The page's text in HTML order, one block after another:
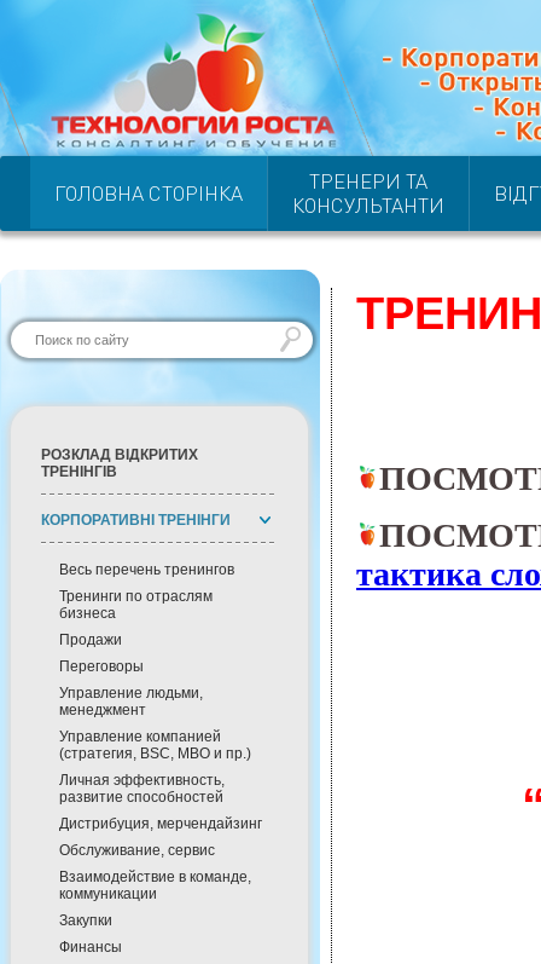
ГОЛОВНА СТОРІНКА
ТРЕНЕРИ ТА
КОНСУЛЬТАНТИ
РОЗКЛАД ВІДКРИТИХ
ТРЕНІНГІВ
КОРПОРАТИВНІ ТРЕНІНГИ
Весь перечень тренингов
Тренинги по отраслям
бизнеса
Продажи
Переговоры
Управление людьми,
менеджмент
Управление компанией
(стратегия, BSC, MBO и пр.)
Личная эффективность,
развитие способностей
Дистрибуция, мерчендайзинг
Обслуживание, сервис
Взаимодействие в команде,
коммуникации
Закупки
Финансы
тактика